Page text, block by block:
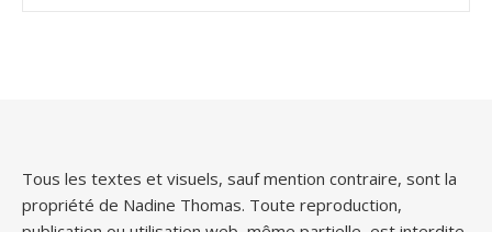
Tous les textes et visuels, sauf mention contraire, sont la
propriété de Nadine Thomas. Toute reproduction,